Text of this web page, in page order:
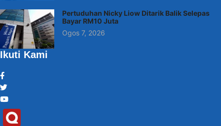
Pertuduhan Nicky Liow Ditarik Balik Selepas
Bayar RM10 Juta
Ogos 7, 2026
Ikuti Kami